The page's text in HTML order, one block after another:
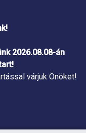
2026.08.08-án
várjuk Önöket!